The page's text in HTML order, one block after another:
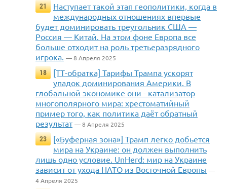
21
Наступает такой этап геополитики, когда в
международных отношениях впервые
будет доминировать треугольник США —
Россия — Китай. На этом фоне Европа все
больше отходит на роль третьеразрядного
игрока. — 8 Апреля 2025
18
[ТТ-обратка] Тарифы Трампа ускорят
упадок доминирования Америки. В
глобальной экономике они - катализатор
многополярного мира: хрестоматийный
пример того, как политика даёт обратный
результат — 8 Апреля 2025
23
[«Буферная зона»] Трамп легко добьется
мира на Украине: он должен выполнить
лишь одно условие. UnHerd: мир на Украине
зависит от ухода НАТО из Восточной Европы —
4 Апреля 2025